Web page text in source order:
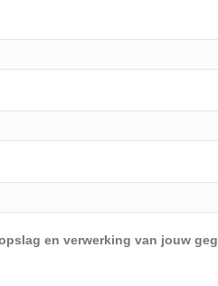
en verwerking van jouw